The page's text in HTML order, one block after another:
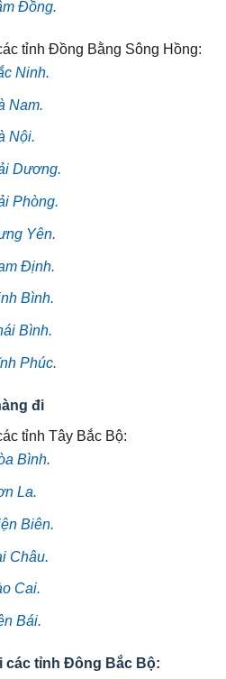
Đồng.
tỉnh Đồng Bằng Sông Hồng:
Ninh.
Nam.
Nội.
Dương.
Phòng.
Yên.
Định.
Bình.
Bình.
Phúc.
đi
tỉnh Tây Bắc Bộ:
Bình.
La.
Biên.
Châu.
Cai.
Bái.
các tỉnh Đông Bắc Bộ: